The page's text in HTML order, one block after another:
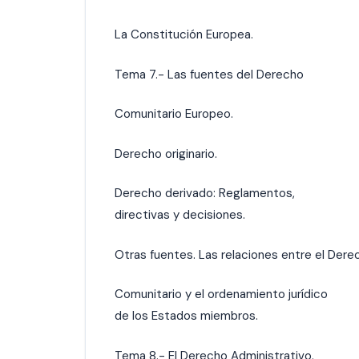
La Constitución Europea.
Tema 7.- Las fuentes del Derecho
Comunitario Europeo.
Derecho originario.
Derecho derivado: Reglamentos,
directivas y decisiones.
Otras fuentes. Las relaciones entre el
Comunitario y el ordenamiento jurídico
de los Estados miembros.
Tema 8.- El Derecho Administrativo.